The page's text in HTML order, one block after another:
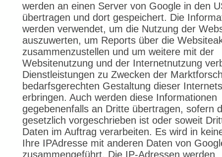
werden an einen Server von Google in den
übertragen und dort gespeichert. Die
werden verwendet, um die Nutzung der
auszuwerten, um Reports über die
zusammenzustellen und um weitere mit der
Websitenutzung und der Internetnutzung
Dienstleistungen zu Zwecken der
bedarfsgerechten Gestaltung dieser
erbringen. Auch werden diese Informationen
gegebenenfalls an Dritte übertragen, sofern
gesetzlich vorgeschrieben ist oder soweit
Daten im Auftrag verarbeiten. Es wird in
Ihre IPAdresse mit anderen Daten von
zusammengeführt. Die IP-Adressen werden